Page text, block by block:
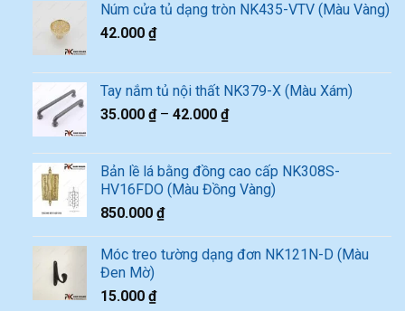
Núm cửa tủ dạng tròn NK435-VTV (Màu Vàng)
42.000 ₫
Tay nắm tủ nội thất NK379-X (Màu Xám)
35.000 ₫– 42.000 ₫
Bản lề lá bằng đồng cao cấp NK308S-
HV16FDO (Màu Đồng Vàng)
850.000 ₫
Móc treo tường dạng đơn NK121N-D (Màu
Đen Mờ)
15.000 ₫